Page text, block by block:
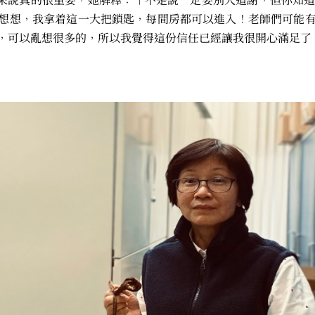
，我拿着這一大把鎖匙，每間房都可以進入！老師們可能
以亂想很多的，所以我覺得這份信任已經讓我很開心滿足了